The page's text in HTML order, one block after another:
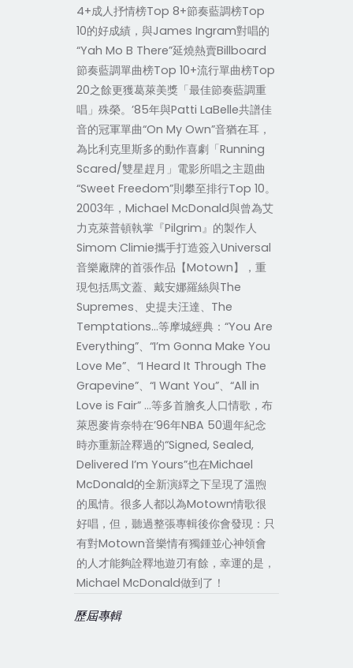
4+成人抒情榜Top 8+節奏藍調榜Top
10的好成績，與James Ingram對唱的
“Yah Mo B There”延燒熱賣Billboard
節奏藍調單曲榜Top 10+流行單曲榜Top
20之餘更獲葛萊美獎「最佳節奏藍調重
唱」殊榮。’85年與Patti LaBelle共譜佳
音的冠軍單曲“On My Own”音猶在耳，
為比利克里斯多的動作喜劇「Running
Scared/雙星趕月」電影所唱之主題曲
“Sweet Freedom”則攀至排行Top 10。
2003年，Michael McDonald與曾為艾
力克萊普頓執掌『Pilgrim』的製作人
Simom Climie攜手打造簽入Universal
音樂廠牌的首張作品【Motown】，重
現包括馬文蓋、戴安娜羅絲與The
Supremes、史提夫汪達、The
Temptations…等摩城經典：“You Are
Everything”、“I’m Gonna Make You
Love Me”、“I Heard It Through The
Grapevine”、“I Want You”、“All in
Love is Fair” …等多首膾炙人口情歌，布
萊恩麥肯奈特在’96年NBA 50週年紀念
時亦重新詮釋過的“Signed, Sealed,
Delivered I’m Yours”也在Michael
McDonald的全新演繹之下呈現了溫煦
的風情。很多人都以為Motown情歌很
好唱，但，聽過整張專輯後你會發現：只
有對Motown音樂情有獨鍾並心神領會
的人才能夠詮釋地遊刃有餘，幸運的是，
Michael McDonald做到了！
歷屆專輯